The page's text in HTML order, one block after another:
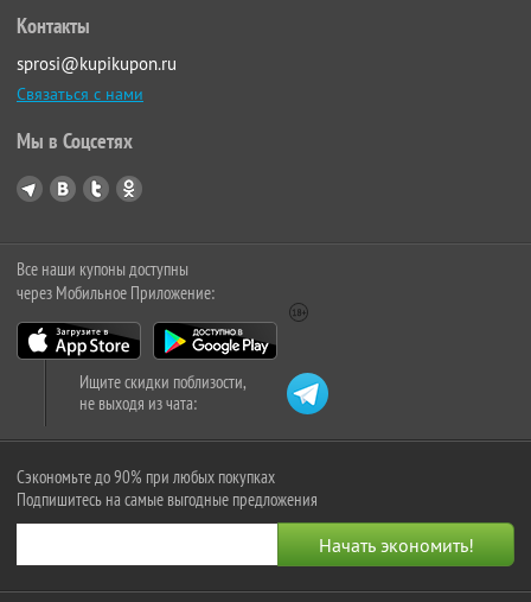
Контакты
sprosi@kupikupon.ru
Связаться с нами
Мы в Соцсетях
Все наши купоны доступны
через Мобильное Приложение:
Ищите скидки поблизости,
не выходя из чата:
Сэкономьте до 90% при любых покупках
Подпишитесь на самые выгодные предложения